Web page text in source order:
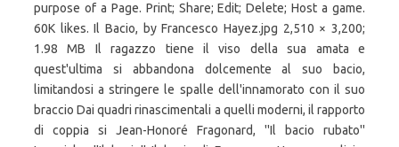
purpose of a Page. Print; Share; Edit; Delete; Host a game.
60K likes. Il Bacio, by Francesco Hayez.jpg 2,510 × 3,200;
1.98 MB Il ragazzo tiene il viso della sua amata e
quest'ultima si abbandona dolcemente al suo bacio,
limitandosi a stringere le spalle dell'innamorato con il suo
braccio Dai quadri rinascimentali a quelli moderni, il rapporto
di coppia si Jean-Honoré Fragonard, ''Il bacio rubato''